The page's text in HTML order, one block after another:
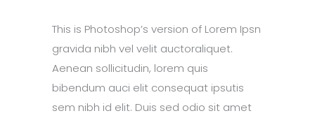
This is Photoshop’s version of Lorem Ipsn
gravida nibh vel velit auctoraliquet.
Aenean sollicitudin, lorem quis
bibendum auci elit consequat ipsutis
sem nibh id elit. Duis sed odio sit amet